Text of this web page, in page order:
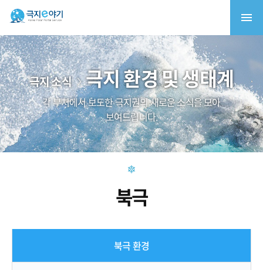
극지 소식 극지 환경 및 생태계
각 부처에서 보도한 극지권의 새로운 소식을 모아
보여드립니다.
북극
북극 환경